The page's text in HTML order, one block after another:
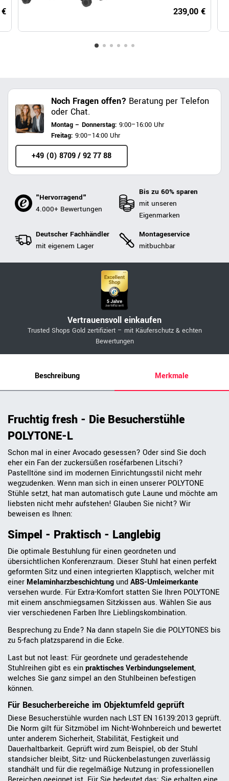
239,00 €
Noch Fragen offen? Beratung per Telefon
oder Chat.
Montag – Donnerstag: 9:00–16:00 Uhr
Freitag: 9:00–14:00 Uhr
+49 (0) 8709 / 92 77 88
"Hervorragend"
4.000+ Bewertungen
Bis zu 60% sparen
mit unseren
Eigenmarken
Deutscher Fachhändler
mit eigenem Lager
Montageservice
mitbuchbar
Vertrauensvoll einkaufen
Trusted Shops Gold zertifiziert – mit Käuferschutz & echten
Bewertungen
Beschreibung Merkmale
Fruchtig fresh - Die Besucherstühle
POLYTONE-L
Schon mal in einer Avocado gesessen? Oder sind Sie doch
eher ein Fan der zuckersüßen roséfarbenen Litschi?
Pastelltöne sind im modernen Einrichtungsstil nicht mehr
wegzudenken. Wenn man sich in einen unserer POLYTONE
Stühle setzt, hat man automatisch gute Laune und möchte am
liebsten nicht mehr aufstehen! Glauben Sie nicht? Wir
beweisen es Ihnen:
Simpel - Praktisch - Langlebig
Die optimale Bestuhlung für einen geordneten und
übersichtlichen Konferenzraum. Dieser Stuhl hat einen perfekt
geformten Sitz und einen integrierten Klapptisch, welcher mit
einer Melaminharzbeschichtung undABS-Umleimerkante
versehen wurde. Für Extra-Komfort statten Sie Ihren POLYTONE
mit einem anschmiegsamen Sitzkissen aus. Wählen Sie aus
vier verschiedenen Farben Ihre Lieblingskombination.
Besprechung zu Ende? Na dann stapeln Sie die POLYTONES bis
zu 5-fach platzsparend in die Ecke.
Last but not least: Für geordnete und geradestehende
Stuhlreihen gibt es einpraktisches Verbindungselement,
welches Sie ganz simpel an den Stuhlbeinen befestigen
können.
Für Besucherbereiche im Objektumfeld geprüft
Diese Besucherstühle wurden nach LST EN 16139:2013 geprüft.
Die Norm gilt für Sitzmöbel im Nicht-Wohnbereich und bewertet
unter anderem Sicherheit, Stabilität, Festigkeit und
Dauerhaltbarkeit. Geprüft wird zum Beispiel, ob der Stuhl
standsicher bleibt, Sitz- und Rückenbelastungen zuverlässig
standhält und für die regelmäßige Nutzung in professionellen